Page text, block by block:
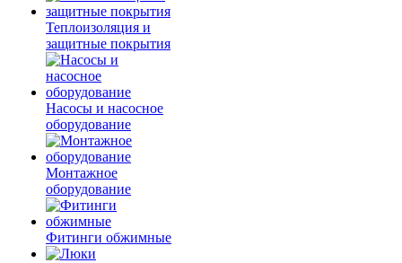
Теплоизоляция и
защитные покрытия
Насосы и насосное
оборудование
Монтажное
оборудование
Фитинги обжимные